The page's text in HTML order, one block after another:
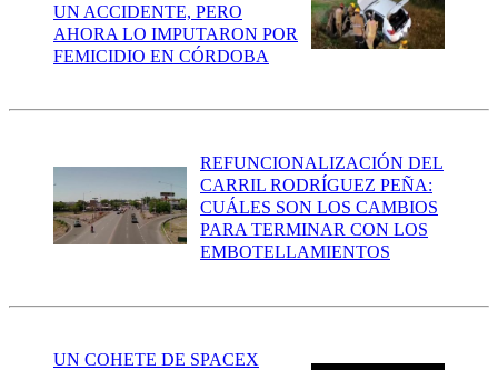
UN ACCIDENTE, PERO
AHORA LO IMPUTARON POR
FEMICIDIO EN CÓRDOBA
REFUNCIONALIZACIÓN DEL
CARRIL RODRÍGUEZ PEÑA:
CUÁLES SON LOS CAMBIOS
PARA TERMINAR CON LOS
EMBOTELLAMIENTOS
UN COHETE DE SPACEX